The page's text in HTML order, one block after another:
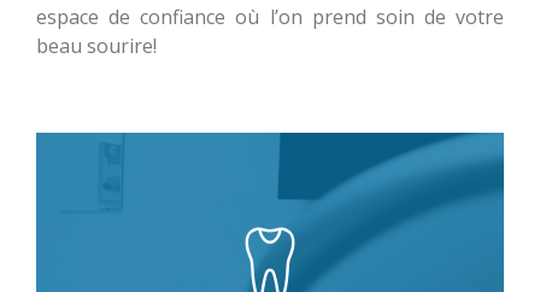
espace de confiance où l’on prend soin de votre
beau sourire!